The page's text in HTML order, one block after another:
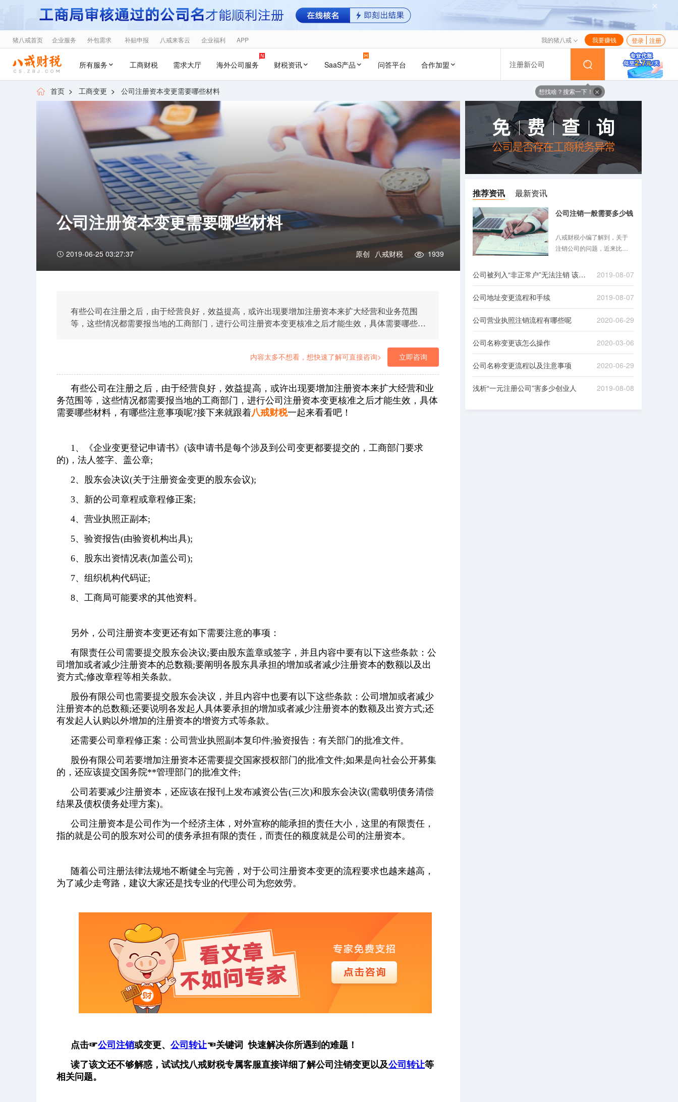
猪八戒首页 企业服务 外包需求 补贴申报 八戒来客云 企业福利 APP 我的猪八戒 我要赚钱 登录 注册
所有服务 工商财税 需求大厅 海外公司服务 财税资讯 SaaS产品 问答平台 合作加盟 注册新公司
想找啥？搜索一下！
首页 > 工商变更 > 公司注册资本变更需要哪些材料
公司注册资本变更需要哪些材料
2019-06-25 03:27:37 原创 八戒财税 1939
有些公司在注册之后，由于经营良好，效益提高，或许出现要增加注册资本来扩大经营和业务范围
等，这些情况都需要报当地的工商部门，进行公司注册资本变更核准之后才能生效，具体需要哪些材
内容太多不想看，想快速了解可直接咨询> 立即咨询
有些公司在注册之后，由于经营良好，效益提高，或许出现要增加注册资本来扩大经营和业
务范围等，这些情况都需要报当地的工商部门，进行公司注册资本变更核准之后才能生效，具体
需要哪些材料，有哪些注意事项呢?接下来就跟着八戒财税一起来看看吧！
1、《企业变更登记申请书》(该申请书是每个涉及到公司变更都要提交的，工商部门要求
的)，法人签字、盖公章;
2、股东会决议(关于注册资金变更的股东会议);
3、新的公司章程或章程修正案;
4、营业执照正副本;
5、验资报告(由验资机构出具);
6、股东出资情况表(加盖公司);
7、组织机构代码证;
8、工商局可能要求的其他资料。
另外，公司注册资本变更还有如下需要注意的事项：
有限责任公司需要提交股东会决议;要由股东盖章或签字，并且内容中要有以下这些条款：公
司增加或者减少注册资本的总数额;要阐明各股东具承担的增加或者减少注册资本的数额以及出
资方式;修改章程等相关条款。
股份有限公司也需要提交股东会决议，并且内容中也要有以下这些条款：公司增加或者减少
注册资本的总数额;还要说明各发起人具体要承担的增加或者减少注册资本的数额及出资方式;还
有发起人认购以外增加的注册资本的增资方式等条款。
还需要公司章程修正案：公司营业执照副本复印件;验资报告：有关部门的批准文件。
股份有限公司若要增加注册资本还需要提交国家授权部门的批准文件;如果是向社会公开募集
的，还应该提交国务院**管理部门的批准文件;
公司若要减少注册资本，还应该在报刊上发布减资公告(三次)和股东会决议(需载明债务清偿
结果及债权债务处理方案)。
公司注册资本是公司作为一个经济主体，对外宣称的能承担的责任大小，这里的有限责任，
指的就是公司的股东对公司的债务承担有限的责任，而责任的额度就是公司的注册资本。
随着公司注册法律法规地不断健全与完善，对于公司注册资本变更的流程要求也越来越高，
为了减少走弯路，建议大家还是找专业的代理公司为您效劳。
点击☞公司注销或变更、 公司转让☜关键词 快速解决你所遇到的难题！
读了该文还不够解惑，试试找八戒财税专属客服直接详细了解公司注销变更以及公司转让等
相关问题。
推荐资讯 最新资讯
公司注销一般需要多少钱
八戒财税小编了解到，关于
注销公司的问题，近来比较
家都在讨论是否需要在2018
年底把不经营的公司注销
参考。
公司被列入“非正常户”无法注销 该如何处理 2019-08-07
公司地址变更流程和手续 2019-08-07
公司营业执照注销流程有哪些呢 2020-06-29
公司名称变更该怎么操作 2020-03-06
公司名称变更流程以及注意事项 2020-06-29
浅析“一元注册公司”害多少创业人 2019-08-08